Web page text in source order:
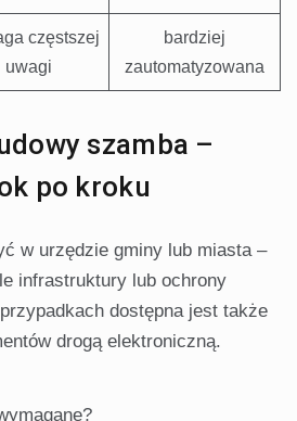
częstszej
uwagi
bardziej
zautomatyzowana
szamba –
po kroku
w urzędzie gminy lub miasta –
infrastruktury lub ochrony
dostępna jest także
drogą elektroniczną.